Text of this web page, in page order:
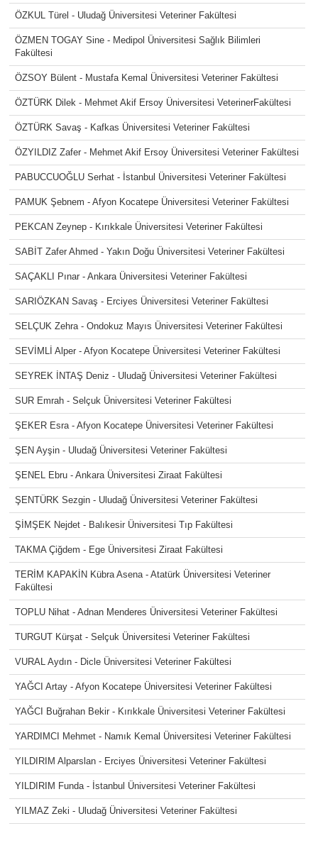
ÖZKUL Türel - Uludağ Üniversitesi Veteriner Fakültesi
ÖZMEN TOGAY Sine - Medipol Üniversitesi Sağlık Bilimleri
Fakültesi
ÖZSOY Bülent - Mustafa Kemal Üniversitesi Veteriner Fakültesi
ÖZTÜRK Dilek - Mehmet Akif Ersoy Üniversitesi VeterinerFakültesi
ÖZTÜRK Savaş - Kafkas Üniversitesi Veteriner Fakültesi
ÖZYILDIZ Zafer - Mehmet Akif Ersoy Üniversitesi Veteriner Fakültesi
PABUCCUOĞLU Serhat - İstanbul Üniversitesi Veteriner Fakültesi
PAMUK Şebnem - Afyon Kocatepe Üniversitesi Veteriner Fakültesi
PEKCAN Zeynep - Kırıkkale Üniversitesi Veteriner Fakültesi
SABİT Zafer Ahmed - Yakın Doğu Üniversitesi Veteriner Fakültesi
SAÇAKLI Pınar - Ankara Üniversitesi Veteriner Fakültesi
SARIÖZKAN Savaş - Erciyes Üniversitesi Veteriner Fakültesi
SELÇUK Zehra - Ondokuz Mayıs Üniversitesi Veteriner Fakültesi
SEVİMLİ Alper - Afyon Kocatepe Üniversitesi Veteriner Fakültesi
SEYREK İNTAŞ Deniz - Uludağ Üniversitesi Veteriner Fakültesi
SUR Emrah - Selçuk Üniversitesi Veteriner Fakültesi
ŞEKER Esra - Afyon Kocatepe Üniversitesi Veteriner Fakültesi
ŞEN Ayşin - Uludağ Üniversitesi Veteriner Fakültesi
ŞENEL Ebru - Ankara Üniversitesi Ziraat Fakültesi
ŞENTÜRK Sezgin - Uludağ Üniversitesi Veteriner Fakültesi
ŞİMŞEK Nejdet - Balıkesir Üniversitesi Tıp Fakültesi
TAKMA Çiğdem - Ege Üniversitesi Ziraat Fakültesi
TERİM KAPAKİN Kübra Asena - Atatürk Üniversitesi Veteriner
Fakültesi
TOPLU Nihat - Adnan Menderes Üniversitesi Veteriner Fakültesi
TURGUT Kürşat - Selçuk Üniversitesi Veteriner Fakültesi
VURAL Aydın - Dicle Üniversitesi Veteriner Fakültesi
YAĞCI Artay - Afyon Kocatepe Üniversitesi Veteriner Fakültesi
YAĞCI Buğrahan Bekir - Kırıkkale Üniversitesi Veteriner Fakültesi
YARDIMCI Mehmet - Namık Kemal Üniversitesi Veteriner Fakültesi
YILDIRIM Alparslan - Erciyes Üniversitesi Veteriner Fakültesi
YILDIRIM Funda - İstanbul Üniversitesi Veteriner Fakültesi
YILMAZ Zeki - Uludağ Üniversitesi Veteriner Fakültesi